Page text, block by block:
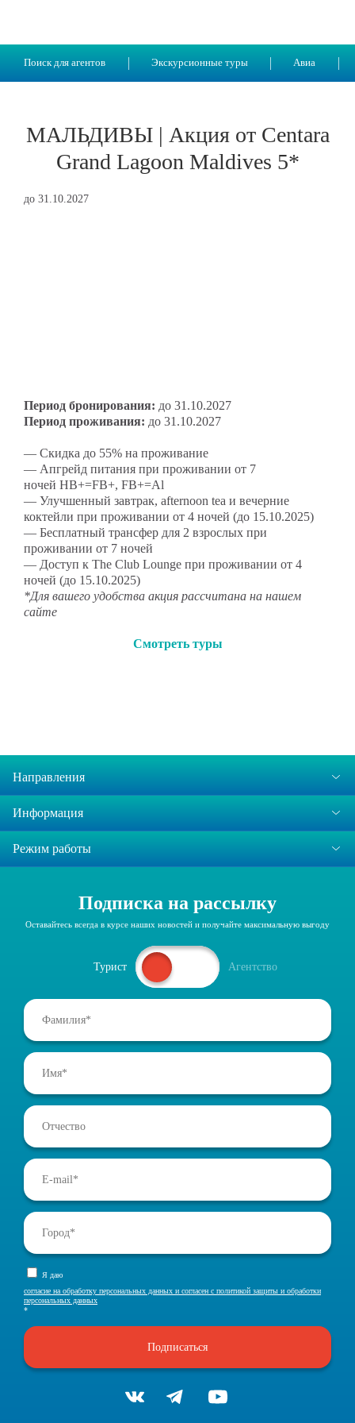
Поиск для агентов Экскурсионные туры Авиа
МАЛЬДИВЫ | Акция от Centara
Grand Lagoon Maldives 5*
до 31.10.2027
Период бронирования: до 31.10.2027
Период проживания: до 31.10.2027
— Скидка до 55% на проживание
— Апгрейд питания при проживании от 7
ночей HB+=FB+, FB+=Al
— Улучшенный завтрак, afternoon tea и вечерние
коктейли при проживании от 4 ночей (до 15.10.2025)
— Бесплатный трансфер для 2 взрослых при
проживании от 7 ночей
— Доступ к The Club Lounge при проживании от 4
ночей (до 15.10.2025)
*Для вашего удобства акция рассчитана на нашем
сайте
Смотреть туры
Направления
Информация
Режим работы
Подписка на рассылку
Оставайтесь всегда в курсе наших новостей и получайте максимальную выгоду
Турист Агентство
Я даю
согласие на обработку персональных данных и согласен с политикой защиты и обработки
персональных данных
*
Подписаться